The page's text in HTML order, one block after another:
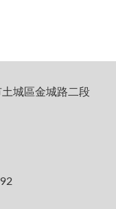
城區金城路二段